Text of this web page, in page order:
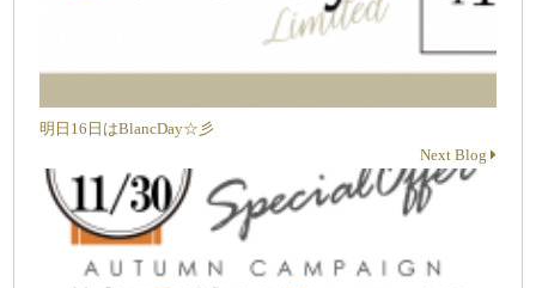
明日16日はBlancDay☆彡
Next Blog